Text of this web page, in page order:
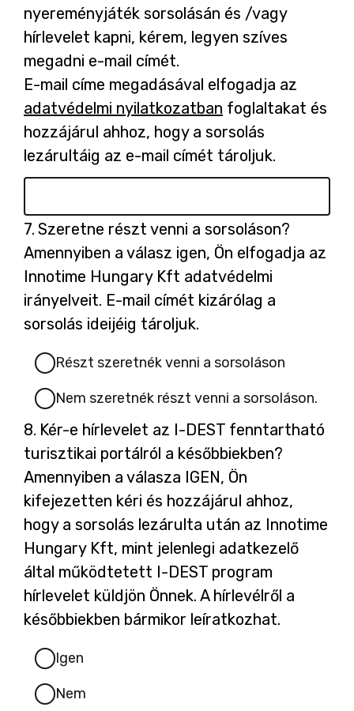
6.
nyereményjáték sorsolásán és /vagy
hírlevelet kapni, kérem, legyen szíves
megadni e-mail címét.
E-mail címe megadásával elfogadja az
adatvédelmi nyilatkozatban -
ú
j
l
p
o
n
n
l
i
m
e
g
foglaltakat és
hozzájárul ahhoz, hogy a sorsolás
lezárultáig az e-mail címét tároljuk.
7. Kérdés
7.
Szeretne részt venni a sorsoláson?
Amennyiben a válasz igen, Ön elfogadja az
Innotime Hungary Kft adatvédelmi
irányelveit. E-mail címét kizárólag a
sorsolás ideijéig tároljuk.
Részt szeretnék venni a sorsoláson
Nem szeretnék részt venni a sorsoláson.
8. Kérdés
8.
Kér-e hírlevelet az I-DEST fenntartható
turisztikai portálról a későbbiekben?
Amennyiben a válasza IGEN, Ön
kifejezetten kéri és hozzájárul ahhoz,
hogy a sorsolás lezárulta után az Innotime
Hungary Kft, mint jelenlegi adatkezelő
által működtetett I-DEST program
hírlevelet küldjön Önnek. A hírlevélről a
későbbiekben bármikor leíratkozhat.
Igen
Nem